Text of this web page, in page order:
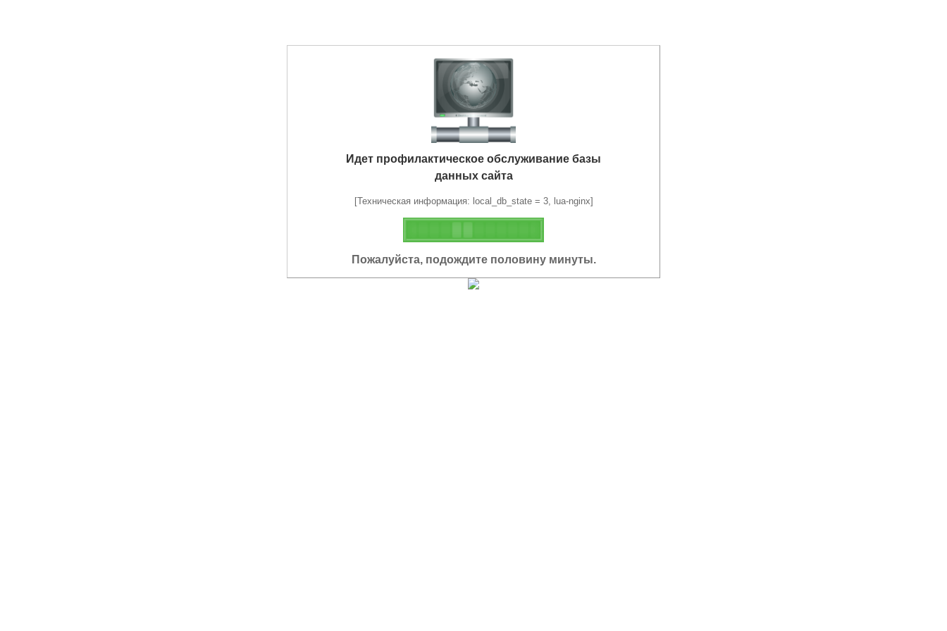
Идет профилактическое обслуживание базы
данных сайта
[Техническая информация: local_db_state = 3, lua-nginx]
Пожалуйста, подождите половину минуты.